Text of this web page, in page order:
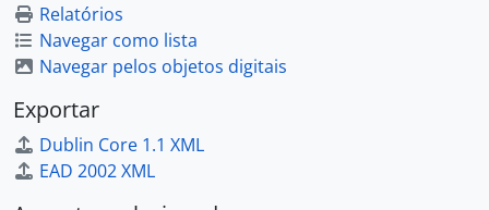
Relatórios
Navegar como lista
Navegar pelos objetos digitais
Exportar
Dublin Core 1.1 XML
EAD 2002 XML